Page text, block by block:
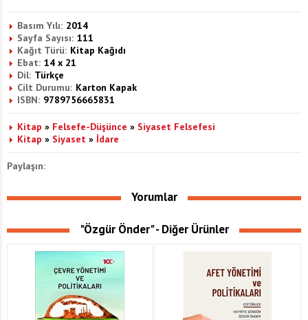
Basım Yılı: 2014
Sayfa Sayısı: 111
Kağıt Türü: Kitap Kağıdı
Ebat: 14 x 21
Dil: Türkçe
Cilt Durumu: Karton Kapak
ISBN: 9789756665831
Kitap » Felsefe-Düşünce » Siyaset Felsefesi
Kitap » Siyaset » İdare
Paylaşın:
Yorumlar
"Özgür Önder" - Diğer Ürünler